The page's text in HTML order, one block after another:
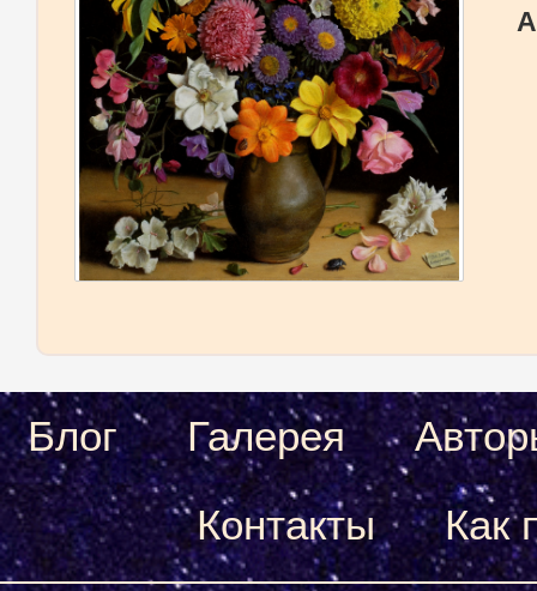
Блог Галерея
Контакты
Как